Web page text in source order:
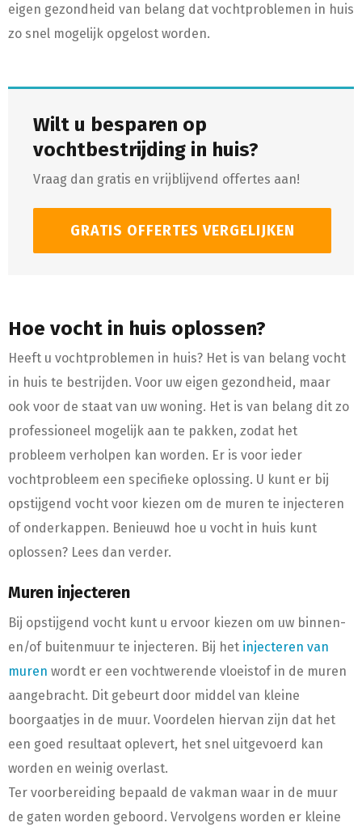
eigen gezondheid van belang dat vochtproblemen in huis
zo snel mogelijk opgelost worden.
Wilt u besparen op
vochtbestrijding in huis?
Vraag dan gratis en vrijblijvend offertes aan!
GRATIS OFFERTES VERGELIJKEN
Hoe vocht in huis oplossen?
Heeft u vochtproblemen in huis? Het is van belang vocht
in huis te bestrijden. Voor uw eigen gezondheid, maar
ook voor de staat van uw woning. Het is van belang dit zo
professioneel mogelijk aan te pakken, zodat het
probleem verholpen kan worden. Er is voor ieder
vochtprobleem een specifieke oplossing. U kunt er bij
opstijgend vocht voor kiezen om de muren te injecteren
of onderkappen. Benieuwd hoe u vocht in huis kunt
oplossen? Lees dan verder.
Muren injecteren
Bij opstijgend vocht kunt u ervoor kiezen om uw binnen-
en/of buitenmuur te injecteren. Bij het injecteren van
muren wordt er een vochtwerende vloeistof in de muren
aangebracht. Dit gebeurt door middel van kleine
boorgaatjes in de muur. Voordelen hiervan zijn dat het
een goed resultaat oplevert, het snel uitgevoerd kan
worden en weinig overlast.
Ter voorbereiding bepaald de vakman waar in de muur
de gaten worden geboord. Vervolgens worden er kleine